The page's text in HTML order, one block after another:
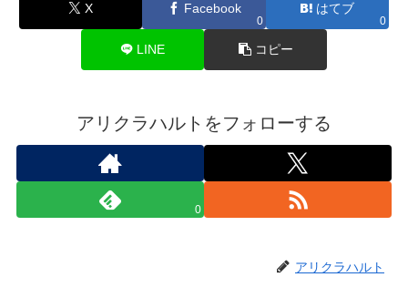
X Facebook
0
はてブ
0
LINE コピー
アリクラハルトをフォローする
0
アリクラハルト